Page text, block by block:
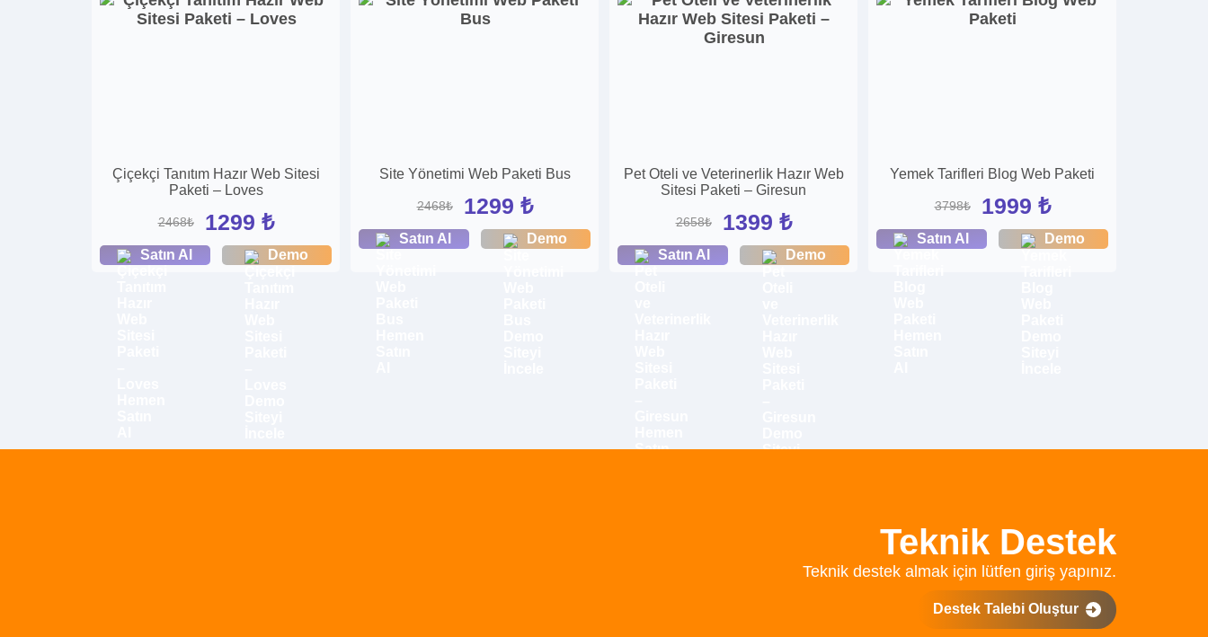
Çiçekçi Tanıtım Hazır Web Sitesi
Paketi – Loves
2468₺ 1299 ₺
Satın Al Demo
Site Yönetimi Web Paketi Bus
2468₺ 1299 ₺
Satın Al Demo
Pet Oteli ve Veterinerlik Hazır Web
Sitesi Paketi – Giresun
2658₺ 1399 ₺
Satın Al Demo
Yemek Tarifleri Blog Web Paketi
3798₺ 1999 ₺
Satın Al Demo
Teknik Destek
Teknik destek almak için lütfen giriş yapınız.
Destek Talebi Oluştur